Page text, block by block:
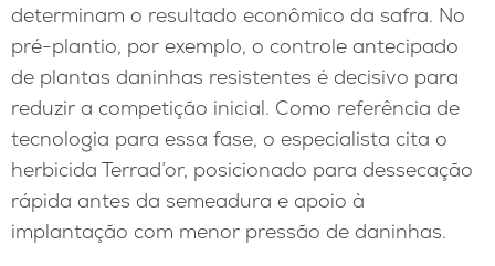
determinam o resultado econômico da safra. No
pré-plantio, por exemplo, o controle antecipado
de plantas daninhas resistentes é decisivo para
reduzir a competição inicial. Como referência de
tecnologia para essa fase, o especialista cita o
herbicida Terrad’or, posicionado para dessecação
rápida antes da semeadura e apoio à
implantação com menor pressão de daninhas.